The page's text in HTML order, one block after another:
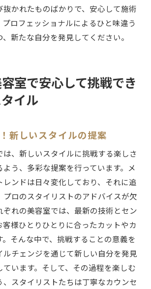
抜かれたものばかりで、安心して施術
プロフェッショナルによるひと味違う
新たな自分を発見してください。
室で安心して挑戦でき
イル
新しいスタイルの提案
は、新しいスタイルに挑戦する楽しさ
よう、多彩な提案を行っています。メ
レンドは日々変化しており、それに追
プロのスタイリストのアドバイスが欠
ぞれの美容室では、最新の技術とセン
客様ひとりひとりに合ったカットやカ
。そんな中で、挑戦することの意義を
ルチェンジを通じて新しい自分を発見
ています。そして、その過程を楽しむ
、スタイリストたちは丁寧なカウンセ